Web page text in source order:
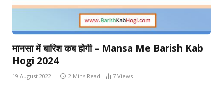
मानसा में बारिश कब होगी – Mansa Me Barish Kab
Hogi 2024
19 August 2022 2 Mins Read 7 Views